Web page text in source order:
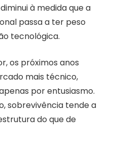
à medida que a
passa a ter peso
tecnológica.
os próximos anos
mais técnico,
por entusiasmo.
sobrevivência tende a
do que de